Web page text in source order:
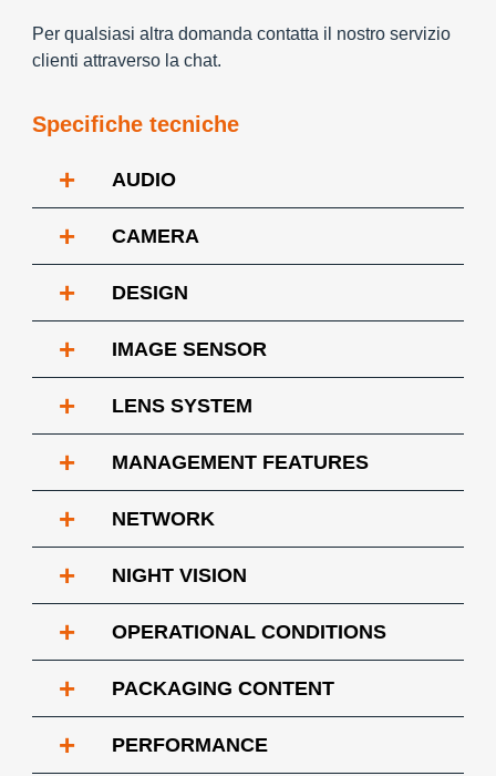
Per qualsiasi altra domanda contatta il nostro servizio
clienti attraverso la chat.
Specifiche tecniche
+ AUDIO
+ CAMERA
+ DESIGN
+ IMAGE SENSOR
+ LENS SYSTEM
+ MANAGEMENT FEATURES
+ NETWORK
+ NIGHT VISION
+ OPERATIONAL CONDITIONS
+ PACKAGING CONTENT
+ PERFORMANCE